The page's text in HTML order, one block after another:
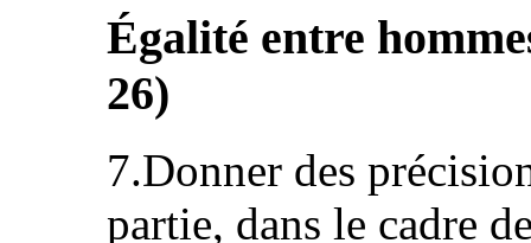
Égalité entre
26)
7.Donner des
partie, dans le cadre